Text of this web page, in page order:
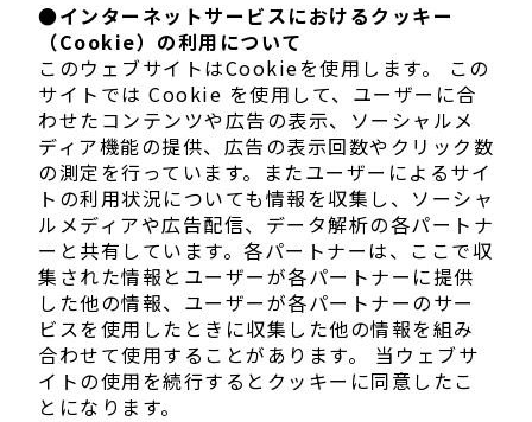
●インターネットサービスにおけるクッキー
（Cookie）の利用について
このウェブサイトはCookieを使用します。 この
サイトでは Cookie を使用して、ユーザーに合
わせたコンテンツや広告の表示、ソーシャルメ
ディア機能の提供、広告の表示回数やクリック数
の測定を行っています。またユーザーによるサイ
トの利用状況についても情報を収集し、ソーシャ
ルメディアや広告配信、データ解析の各パートナ
ーと共有しています。各パートナーは、ここで収
集された情報とユーザーが各パートナーに提供
した他の情報、ユーザーが各パートナーのサー
ビスを使用したときに収集した他の情報を組み
合わせて使用することがあります。 当ウェブサ
イトの使用を続行するとクッキーに同意したこ
とになります。